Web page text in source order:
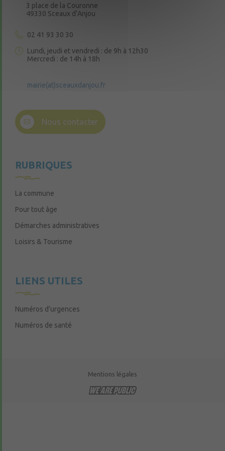
3 place de la Couronne
49330 Sceaux d’Anjou
02 41 93 30 30
Lundi, jeudi et vendredi : de 9h à 12h30
Mercredi : de 14h à 18h
mairie(at)sceauxdanjou.fr
Nous contacter
RUBRIQUES
La commune
Pour tout âge
Démarches administratives
Loisirs & Tourisme
LIENS UTILES
Numéros d’urgences
Numéros de santé
Mentions légales